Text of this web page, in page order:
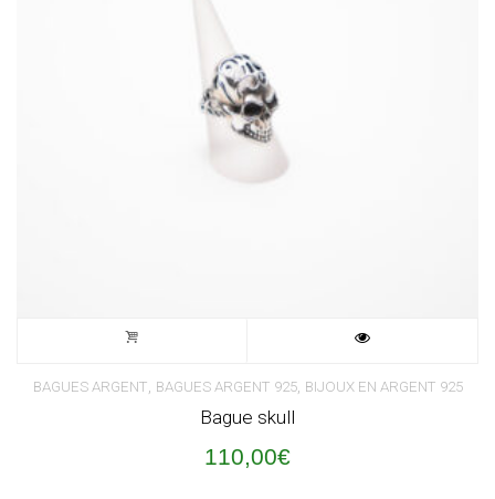
BAGUES ARGENT, BAGUES ARGENT 925, BIJOUX EN ARGENT 925
Bague skull
110,00€